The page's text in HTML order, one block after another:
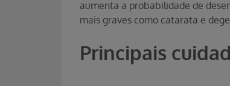
aumenta a probabilidade de
mais graves como catarata e
Principais